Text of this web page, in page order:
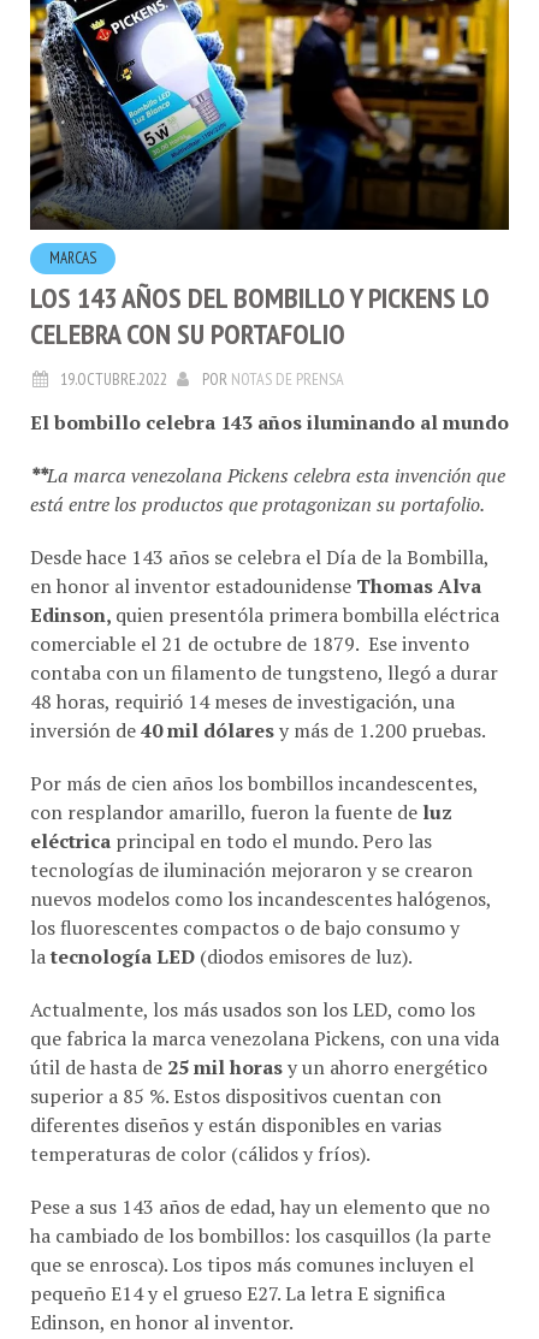
MARCAS
LOS 143 AÑOS DEL BOMBILLO Y PICKENS LO
CELEBRA CON SU PORTAFOLIO
19.OCTUBRE.2022 PORNOTAS DE PRENSA
El bombillo celebra 143 años iluminando al mundo
está entre los productos que protagonizan su portafolio.
en honor al inventor estadounidense Thomas Alva
Edinson, quien presentóla primera bombilla eléctrica
comerciable el 21 de octubre de 1879. Ese invento
contaba con un filamento de tungsteno, llegó a durar
48 horas, requirió 14 meses de investigación, una
inversión de40 mil dólaresy más de 1.200 pruebas.
con resplandor amarillo, fueron la fuente deluz
eléctricaprincipal en todo el mundo. Pero las
tecnologías de iluminación mejoraron y se crearon
nuevos modelos como los incandescentes halógenos,
los fluorescentes compactos o de bajo consumo y
latecnología LED(diodos emisores de luz).
que fabrica la marca venezolana Pickens, con una vida
útil de hasta de25 mil horasy un ahorro energético
superior a 85 %. Estos dispositivos cuentan con
diferentes diseños y están disponibles en varias
temperaturas de color (cálidos y fríos).
ha cambiado de los bombillos: los casquillos (la parte
que se enrosca). Los tipos más comunes incluyen el
pequeño E14 y el grueso E27. La letra E significa
Edinson, en honor al inventor.